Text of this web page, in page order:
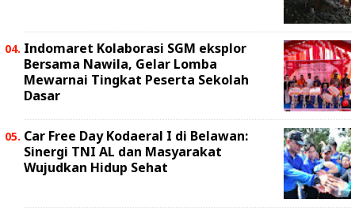
Indomaret Kolaborasi SGM eksplor
Bersama Nawila, Gelar Lomba
Mewarnai Tingkat Peserta Sekolah
Dasar
Car Free Day Kodaeral I di Belawan:
Sinergi TNI AL dan Masyarakat
Wujudkan Hidup Sehat